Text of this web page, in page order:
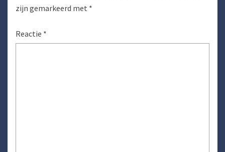
zijn gemarkeerd met *
Reactie *